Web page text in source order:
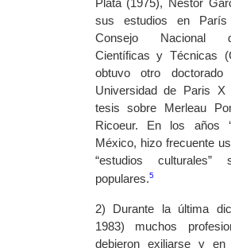
Plata (1975), Néstor
sus estudios en
Consejo Nacional
Científicas y Técnicas
obtuvo otro
Universidad de Paris
tesis sobre Merleau
Ricoeur. En los años
México, hizo frecuente
“estudios
populares.5
2) Durante la última
1983) muchos
debieron exiliarse y